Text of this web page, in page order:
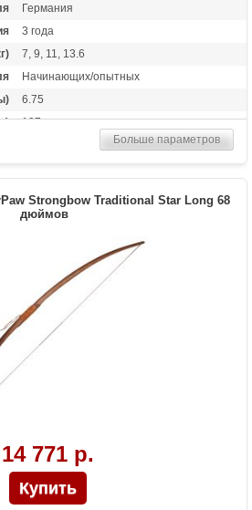
Германия
3 года
7, 9, 11, 13.6
Начинающих/опытных
6.75
127
тетива Whisper String
орех, вишневое дерево
Больше параметров
Strongbow Traditional Star Long 68
дюймов
14 771 р.